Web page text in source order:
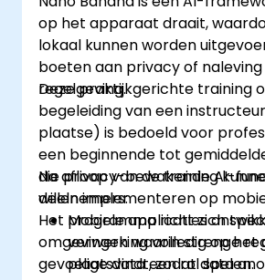
op het apparaat draait,
lokaal kunnen worden
boeten aan privacy of
regelgeving.
Deze praktijkgerichte training
begeleiding van een
plaatse) is bedoeld voor
een beginnende tot
die privacy-bewakende AI-
willen implementeren op
Het programma richt zich
omgevingen waarin strenge
gevoelige data een rol spelen.
Na afloop van de training
deelnemers:
Mobiele applicaties
verwerking volledig op het
plaatsvindt, zodat data